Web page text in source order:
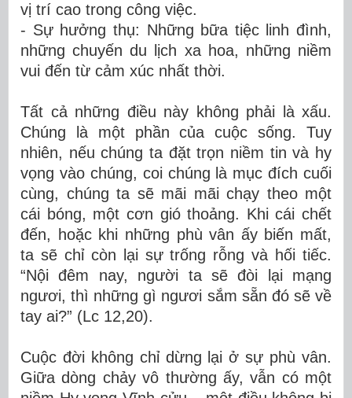
vị trí cao trong công việc.
- Sự hưởng thụ: Những bữa tiệc linh đình,
những chuyến du lịch xa hoa, những niềm
vui đến từ cảm xúc nhất thời.
Tất cả những điều này không phải là xấu.
Chúng là một phần của cuộc sống. Tuy
nhiên, nếu chúng ta đặt trọn niềm tin và hy
vọng vào chúng, coi chúng là mục đích cuối
cùng, chúng ta sẽ mãi mãi chạy theo một
cái bóng, một cơn gió thoảng. Khi cái chết
đến, hoặc khi những phù vân ấy biến mất,
ta sẽ chỉ còn lại sự trống rỗng và hối tiếc.
“Nội đêm nay, người ta sẽ đòi lại mạng
ngươi, thì những gì ngươi sắm sẵn đó sẽ về
tay ai?” (Lc 12,20).
Cuộc đời không chỉ dừng lại ở sự phù vân.
Giữa dòng chảy vô thường ấy, vẫn có một